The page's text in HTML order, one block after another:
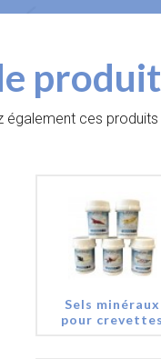
également ces
Sels minéraux
pour crevettes